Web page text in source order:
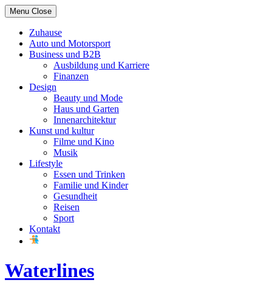
Skip
to
content
Menu Close
Zuhause
Auto und Motorsport
Business und B2B
Ausbildung und Karriere
Finanzen
Design
Beauty und Mode
Haus und Garten
Innenarchitektur
Kunst und kultur
Filme und Kino
Musik
Lifestyle
Essen und Trinken
Familie und Kinder
Gesundheit
Reisen
Sport
Kontakt
Waterlines